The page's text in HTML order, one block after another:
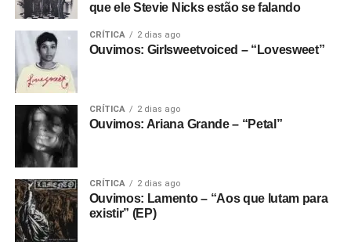
que ele Stevie Nicks estão se falando
CRÍTICA 2 dias ago
Ouvimos: Girlsweetvoiced – “Lovesweet”
CRÍTICA 2 dias ago
Ouvimos: Ariana Grande – “Petal”
CRÍTICA 2 dias ago
Ouvimos: Lamento – “Aos que lutam para
existir” (EP)